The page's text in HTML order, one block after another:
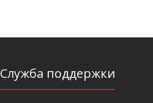
Служба поддержки